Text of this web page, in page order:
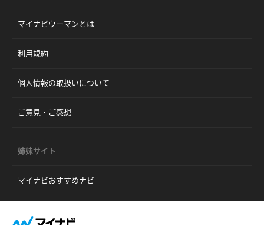
マイナビウーマンとは
利用規約
個人情報の取扱いについて
ご意見・ご感想
姉妹サイト
マイナビおすすめナビ